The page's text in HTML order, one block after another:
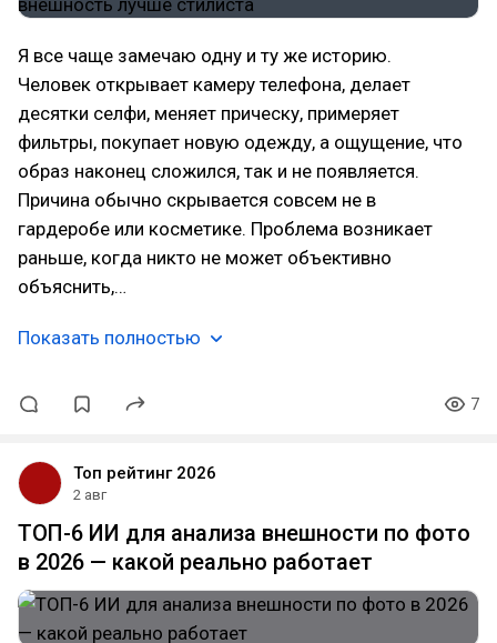
Я все чаще замечаю одну и ту же историю.
Человек открывает камеру телефона, делает
десятки селфи, меняет прическу, примеряет
фильтры, покупает новую одежду, а ощущение, что
образ наконец сложился, так и не появляется.
Причина обычно скрывается совсем не в
гардеробе или косметике. Проблема возникает
раньше, когда никто не может объективно
объяснить,…
Показать полностью
7
Топ рейтинг 2026
2 авг
ТОП-6 ИИ для анализа внешности по фото
в 2026 — какой реально работает